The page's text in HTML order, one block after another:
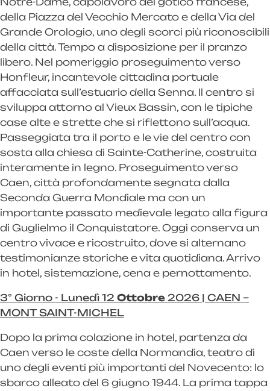
della Piazza del Vecchio Mercato e della Via del
Grande Orologio, uno degli scorci più riconoscibili
della città. Tempo a disposizione per il pranzo
libero. Nel pomeriggio proseguimento verso
Honfleur, incantevole cittadina portuale
affacciata sull’estuario della Senna. Il centro si
sviluppa attorno al Vieux Bassin, con le tipiche
case alte e strette che si riflettono sull’acqua.
Passeggiata tra il porto e le vie del centro con
sosta alla chiesa di Sainte-Catherine, costruita
interamente in legno. Proseguimento verso
Caen, città profondamente segnata dalla
Seconda Guerra Mondiale ma con un
importante passato medievale legato alla figura
di Guglielmo il Conquistatore. Oggi conserva un
centro vivace e ricostruito, dove si alternano
testimonianze storiche e vita quotidiana. Arrivo
in hotel, sistemazione, cena e pernottamento.
3° Giorno - Lunedì 12 Ottobre 2026 | CAEN –
MONT SAINT-MICHEL
Dopo la prima colazione in hotel, partenza da
Caen verso le coste della Normandia, teatro di
uno degli eventi più importanti del Novecento: lo
sbarco alleato del 6 giugno 1944. La prima tappa